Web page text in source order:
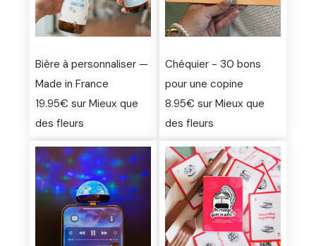
Bière à personnaliser —
Made in France
19.95€ sur Mieux que
des fleurs
Chéquier - 30 bons
pour une copine
8.95€ sur Mieux que
des fleurs